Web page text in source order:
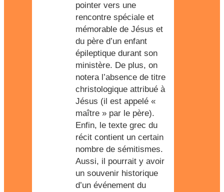
pointer vers une
rencontre spéciale et
mémorable de Jésus et
du père d’un enfant
épileptique durant son
ministère. De plus, on
notera l’absence de titre
christologique attribué à
Jésus (il est appelé «
maître » par le père).
Enfin, le texte grec du
récit contient un certain
nombre de sémitismes.
Aussi, il pourrait y avoir
un souvenir historique
d’un événement du